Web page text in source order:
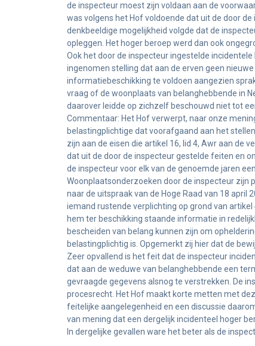
de inspecteur moest zijn voldaan aan de
was volgens het Hof voldoende dat uit de door
denkbeeldige mogelijkheid volgde dat de
opleggen. Het hoger beroep werd dan ook
Ook het door de inspecteur ingestelde
ingenomen stelling dat aan de erven geen
informatiebeschikking te voldoen aangezien
vraag of de woonplaats van belanghebbende in
daarover leidde op zichzelf beschouwd niet tot
Commentaar: Het Hof verwerpt, naar onze
belastingplichtige dat voorafgaand aan het
zijn aan de eisen die artikel 16, lid 4, Awr aan de
dat uit de door de inspecteur gestelde feiten en
de inspecteur voor elk van de genoemde jaren
Woonplaatsonderzoeken door de inspecteur zijn
naar de uitspraak van de Hoge Raad van 18 april
iemand rustende verplichting op grond van
hem ter beschikking staande informatie in
bescheiden van belang kunnen zijn om
belastingplichtig is. Opgemerkt zij hier dat de
Zeer opvallend is het feit dat de inspecteur
dat aan de weduwe van belanghebbende een
gevraagde gegevens alsnog te verstrekken. De
procesrecht. Het Hof maakt korte metten met
feitelijke aangelegenheid en een discussie
van mening dat een dergelijk incidenteel hoger
In dergelijke gevallen ware het beter als de